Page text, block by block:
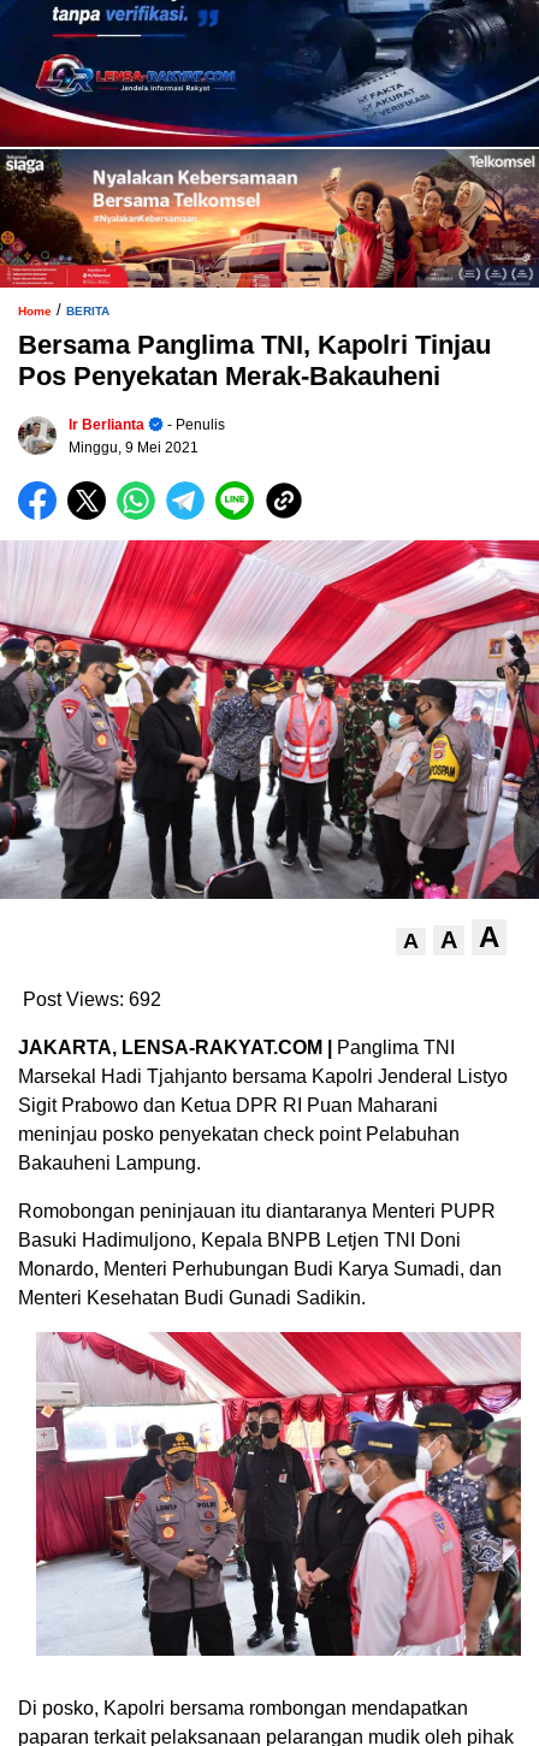
Home / BERITA
Bersama Panglima TNI, Kapolri Tinjau
Pos Penyekatan Merak-Bakauheni
Ir Berlianta
- Penulis
Minggu, 9 Mei 2021
A A A
Post Views: 692
JAKARTA, LENSA-RAKYAT.COM |
Panglima TNI
Marsekal Hadi Tjahjanto bersama Kapolri Jenderal Listyo
Sigit Prabowo dan Ketua DPR RI Puan Maharani
meninjau posko penyekatan check point Pelabuhan
Bakauheni Lampung.
Romobongan peninjauan itu diantaranya Menteri PUPR
Basuki Hadimuljono, Kepala BNPB Letjen TNI Doni
Monardo, Menteri Perhubungan Budi Karya Sumadi, dan
Menteri Kesehatan Budi Gunadi Sadikin.
Di posko, Kapolri bersama rombongan mendapatkan
paparan terkait pelaksanaan pelarangan mudik oleh pihak